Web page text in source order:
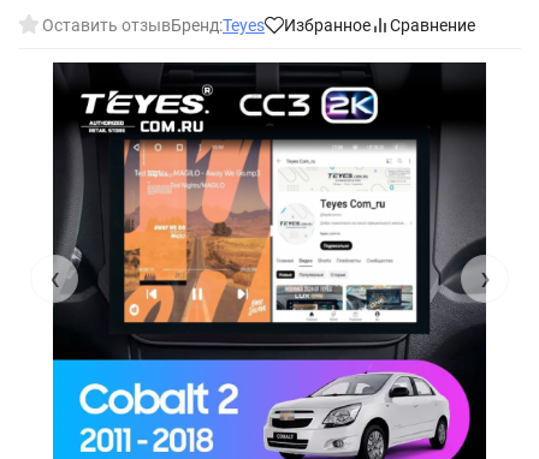
Оставить отзывБренд:Teyes Избранное Сравнение
‹ ›